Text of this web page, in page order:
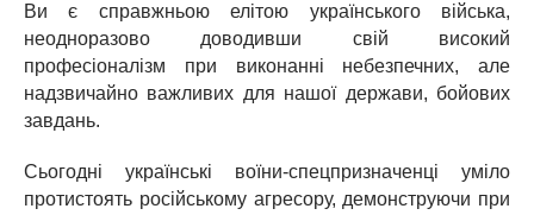
Ви є справжньою елітою українського війська,
неодноразово доводивши свій високий
професіоналізм при виконанні небезпечних, але
надзвичайно важливих для нашої держави, бойових
завдань.
Сьогодні українські воїни-спецпризначенці уміло
протистоять російському агресору, демонструючи при